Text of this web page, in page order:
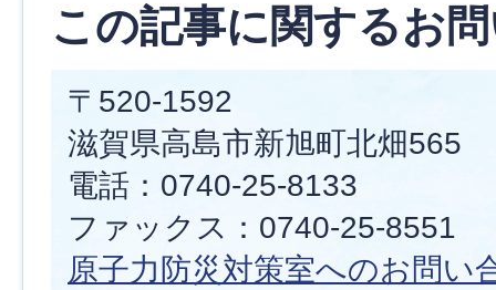
この記事に関するお
〒520-1592
滋賀県高島市新旭町北畑565
電話：0740-25-8133
ファックス：0740-25-8551
原子力防災対策室へのお問い